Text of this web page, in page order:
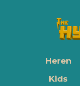
Heren
Kids